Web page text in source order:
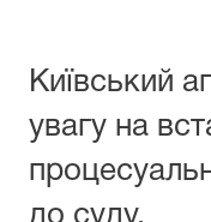
Київський
увагу на
до суду.